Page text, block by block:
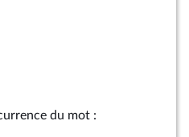
du mot :